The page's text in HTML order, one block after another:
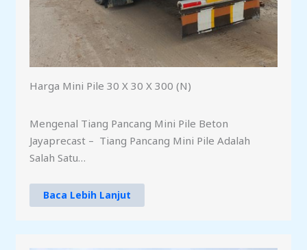
Harga Mini Pile 30 X 30 X 300 (N)
Mengenal Tiang Pancang Mini Pile Beton
Jayaprecast – Tiang Pancang Mini Pile Adalah
Salah Satu…
Baca Lebih Lanjut